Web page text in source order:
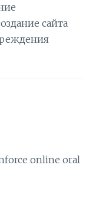
сайта
online oral